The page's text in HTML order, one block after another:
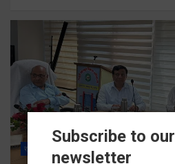
राज्य
Subscribe to our
newsletter